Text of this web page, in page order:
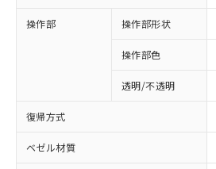
操作部 操作部形状
操作部色
透明/不透明
復帰方式
ベゼル材質